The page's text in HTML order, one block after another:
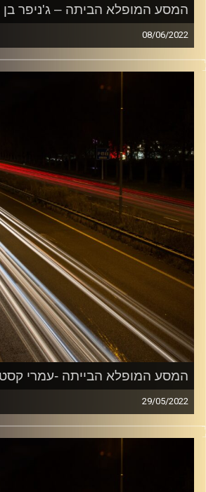
המסע המופלא הביתה – ג'ניפר בן
08/06/2022
מוזיקה שתלווה אותנו אחרי יום עבודה
הביתה בשלום עם ג'ניפר בן יחזקאל.
קרדיט תמונות:
המסע המופלא הבייתה -עמרי
29/05/2022
מוזיקה שתלווה אותנו אחרי יום עבודה
הביתה בשלום עם עמרי קסטן.
קרדיט תמונות: